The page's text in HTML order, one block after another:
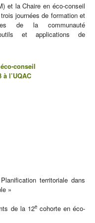
et la Chaire en éco-conseil
journées de formation et
de la communauté
et applications de
conseil
l’UQAC
territoriale dans
»
de la 12ecohorte en éco-